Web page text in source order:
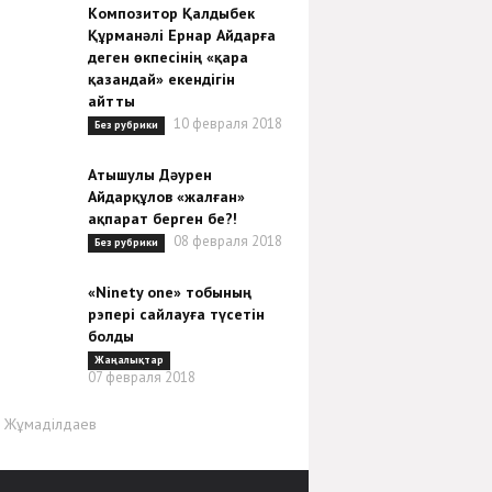
Композитор Қалдыбек
Құрманәлі Ернар Айдарға
деген өкпесінің «қара
қазандай» екендігін
айтты
Без рубрики 10 февраля 2018
Атышулы Дәурен
Айдарқұлов «жалған»
ақпарат берген бе?!
Без рубрики 08 февраля 2018
«Ninety one» тобының
рэпері сайлауға түсетін
болды
Жаңалықтар
07 февраля 2018
Жұмаділдаев